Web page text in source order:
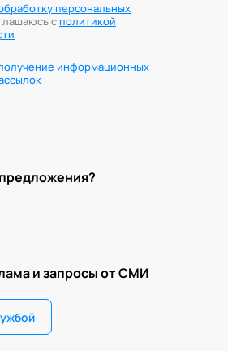
и запросы от СМИ
персональных
сполитикой
информационных